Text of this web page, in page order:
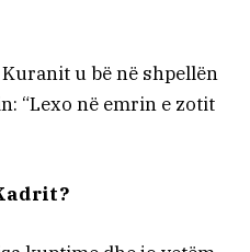
u bë në shpellën
“Lexo në emrin e zotit